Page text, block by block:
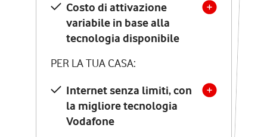
Costo di attivazione
variabile in base alla
tecnologia disponibile
PER LA TUA CASA:
Internet senza limiti, con
la migliore tecnologia
Vodafone
Costo di attivazione
variabile in base alla
tecnologia disponibile
PER LA TUA CASA:
Internet senza limiti, con
la migliore tecnologia
Vodafone
Modem Seven con Wi-Fi 7